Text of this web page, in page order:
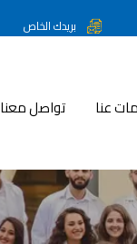
بريدك الخاص
عنا تواصل معنا